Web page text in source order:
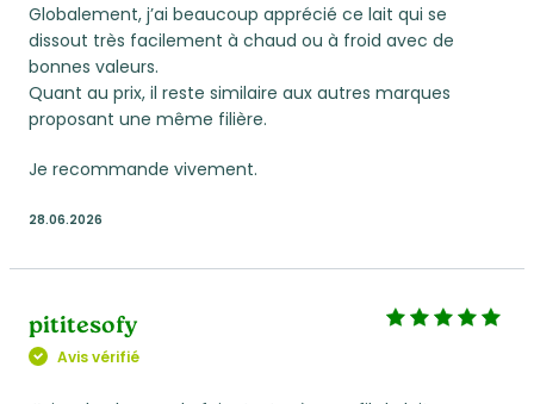
Globalement, j’ai beaucoup apprécié ce lait qui se
dissout très facilement à chaud ou à froid avec de
bonnes valeurs.
Quant au prix, il reste similaire aux autres marques
proposant une même filière.
Je recommande vivement.
28.06.2026
pititesofy
Avis vérifié